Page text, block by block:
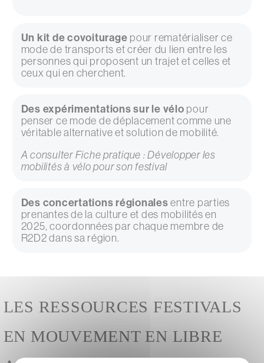
Un kit de covoiturage pour rematérialiser ce
mode de transports et créer du lien entre les
personnes qui proposent un trajet et celles et
ceux qui en cherchent.
Des expérimentations sur le vélo pour
penser ce mode de déplacement comme une
véritable alternative et solution de mobilité.
A consulter Fiche pratique : Développer les
mobilités à vélo pour son festival
Des concertations régionales entre parties
prenantes de la culture et des mobilités en
2025, coordonnées par chaque membre de
R2D2 dans sa région.
LES RESSOURCES FESTIVALS
EN MOUVEMENT EN LIBRE